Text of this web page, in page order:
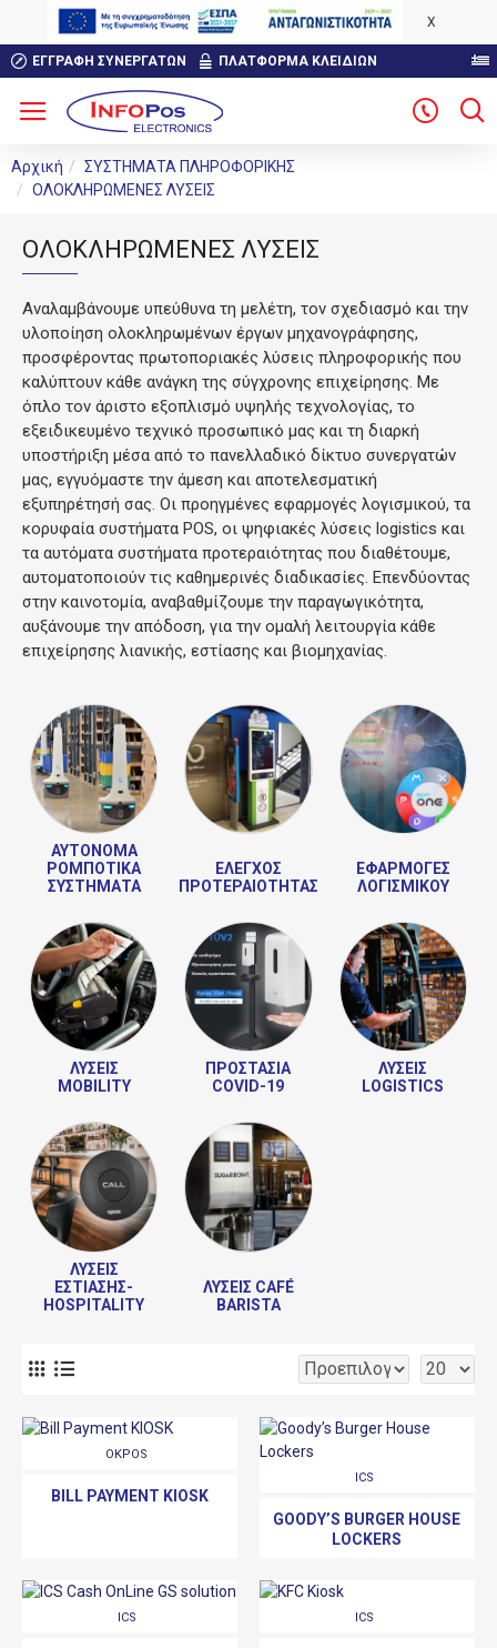
X
ΕΓΓΡΑΦΉ ΣΥΝΕΡΓΑΤΏΝ ΠΛΑΤΦΟΡΜΑ ΚΛΕΙΔΙΩΝ
Αρχική
ΣΥΣΤΗΜΑΤΑ ΠΛΗΡΟΦΟΡΙΚΗΣ
ΟΛΟΚΛΗΡΩΜΕΝΕΣ ΛΥΣΕΙΣ
ΟΛΟΚΛΗΡΩΜΕΝΕΣ ΛΥΣΕΙΣ
Αναλαμβάνουμε υπεύθυνα τη μελέτη, τον σχεδιασμό και την
υλοποίηση ολοκληρωμένων έργων μηχανογράφησης,
προσφέροντας πρωτοποριακές λύσεις πληροφορικής που
καλύπτουν κάθε ανάγκη της σύγχρονης επιχείρησης. Με
όπλο τον άριστο εξοπλισμό υψηλής τεχνολογίας, το
εξειδικευμένο τεχνικό προσωπικό μας και τη διαρκή
υποστήριξη μέσα από το πανελλαδικό δίκτυο συνεργατών
μας, εγγυόμαστε την άμεση και αποτελεσματική
εξυπηρέτησή σας. Οι προηγμένες εφαρμογές λογισμικού, τα
κορυφαία συστήματα POS, οι ψηφιακές λύσεις logistics και
τα αυτόματα συστήματα προτεραιότητας που διαθέτουμε,
αυτοματοποιούν τις καθημερινές διαδικασίες. Επενδύοντας
στην καινοτομία, αναβαθμίζουμε την παραγωγικότητα,
αυξάνουμε την απόδοση, για την ομαλή λειτουργία κάθε
επιχείρησης λιανικής, εστίασης και βιομηχανίας.
ΑΥΤΌΝΟΜΑ
ΡΟΜΠΟΤΙΚΆ
ΣΥΣΤΉΜΑΤΑ
ΈΛΕΓΧΟΣ
ΠΡΟΤΕΡΑΙΌΤΗΤΑΣ
ΕΦΑΡΜΟΓΈΣ
ΛΟΓΙΣΜΙΚΟΎ
ΛΎΣΕΙΣ
MOBILITY
ΠΡΟΣΤΑΣΊΑ
COVID-19
ΛΎΣΕΙΣ
LOGISTICS
ΛΎΣΕΙΣ
ΕΣΤΊΑΣΗΣ-
HOSPITALITY
ΛΎΣΕΙΣ CAFÉ
BARISTA
OKPOS
BILL PAYMENT KIOSK
ICS
GOODY’S BURGER HOUSE
LOCKERS
ICS ICS